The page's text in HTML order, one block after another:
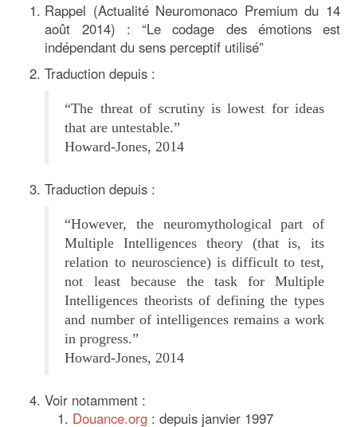
Rappel (Actualité Neuromonaco Premium du 14
août 2014) : “Le codage des émotions est
indépendant du sens perceptif utilisé”
Traduction depuis :
“The threat of scrutiny is lowest for ideas
that are untestable.”
Howard-Jones, 2014
Traduction depuis :
“However, the neuromythological part of
Multiple Intelligences theory (that is, its
relation to neuroscience) is difficult to test,
not least because the task for Multiple
Intelligences theorists of defining the types
and number of intelligences remains a work
in progress.”
Howard-Jones, 2014
Voir notamment :
Douance.org : depuis janvier 1997